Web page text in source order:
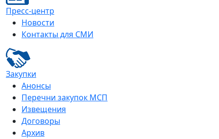
Пресс-центр
Новости
Контакты для СМИ
Закупки
Анонсы
Перечни закупок МСП
Извещения
Договоры
Архив